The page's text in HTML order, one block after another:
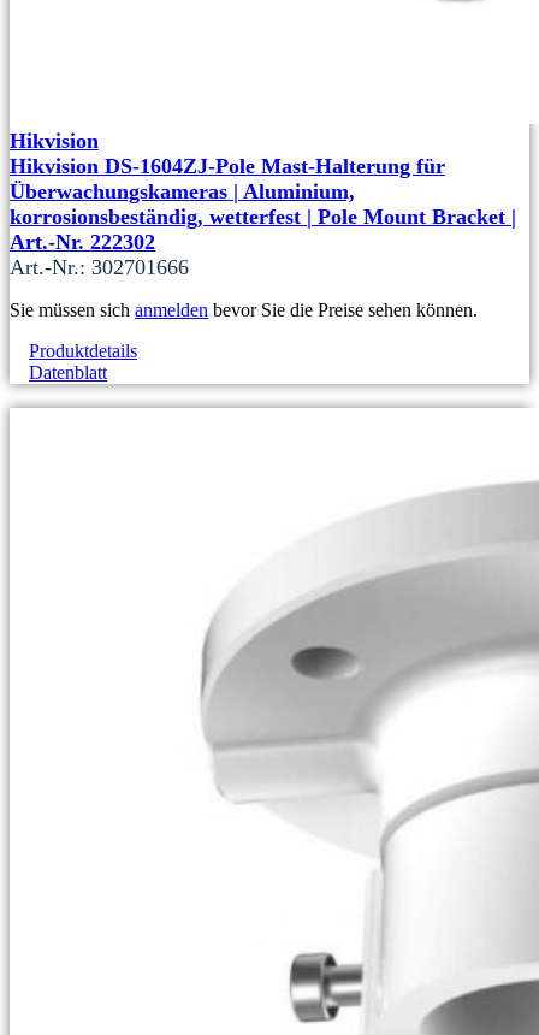
Hikvision
Hikvision DS-1604ZJ-Pole Mast-Halterung für
Überwachungskameras | Aluminium,
korrosionsbeständig, wetterfest | Pole Mount Bracket |
Art.-Nr. 222302
Art.-Nr.: 302701666
Sie müssen sich anmelden bevor Sie die Preise sehen können.
Produktdetails
Datenblatt